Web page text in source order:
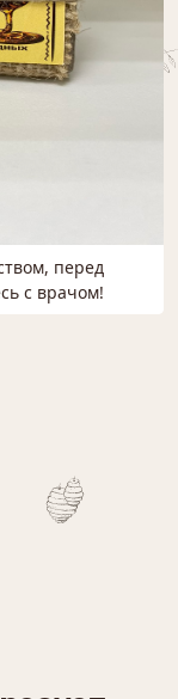
перед
с врачом!